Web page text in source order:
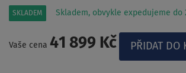
SKLADEM Skladem, obvykle expedujeme do
Vaše cena 41 899 Kč